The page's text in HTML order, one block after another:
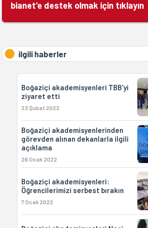
bianet'e destek olmak için tıklayın
ilgili haberler
Boğaziçi akademisyenleri TBB'yi
ziyaret etti
23 Şubat 2022
Boğaziçi akademisyenlerinden
görevden alınan dekanlarla ilgili
açıklama
26 Ocak 2022
Boğaziçi akademisyenleri:
Öğrencilerimizi serbest bırakın
7 Ocak 2022